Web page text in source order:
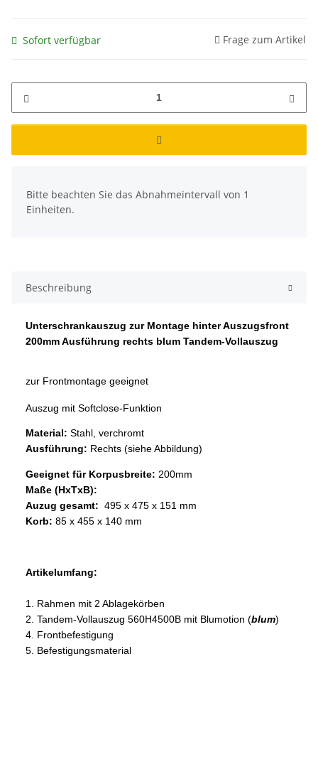
Sofort verfügbar Frage zum Artikel
Bitte beachten Sie das Abnahmeintervall von 1
Einheiten.
Beschreibung
Unterschrankauszug zur Montage hinter Auszugsfront
200mm Ausführung rechts blum Tandem-Vollauszug
zur Frontmontage geeignet
Auszug mit Softclose-Funktion
Material: Stahl, verchromt
Ausführung: Rechts (siehe Abbildung)
Geeignet für Korpusbreite: 200mm
Maße (HxTxB):
Auzug gesamt: 495 x 475 x 151 mm
Korb: 85 x 455 x 140 mm
Artikelumfang:
1. Rahmen mit 2 Ablagekörben
2. Tandem-Vollauszug 560H4500B mit Blumotion (blum)
4. Frontbefestigung
5. Befestigungsmaterial